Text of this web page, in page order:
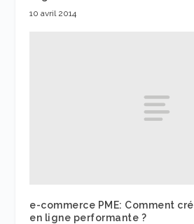
10 avril 2014
e-commerce PME: Comment
en ligne performante ?